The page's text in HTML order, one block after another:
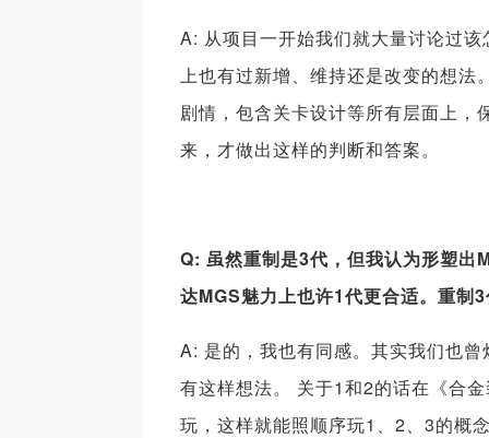
A: 从项目一开始我们就大量讨论过
上也有过新增、维持还是改变的想法
剧情，包含关卡设计等所有层面上，
来，才做出这样的判断和答案。
Q: 虽然重制是3代，但我认为形塑出
达MGS魅力上也许1代更合适。重制
A: 是的，我也有同感。其实我们也
有这样想法。 关于1和2的话在《合
玩，这样就能照顺序玩1、2、3的概